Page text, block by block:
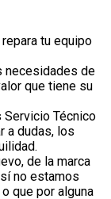
tu equipo
necesidades de
que tiene su
Servicio Técnico
a dudas, los
de la marca
no estamos
que por alguna